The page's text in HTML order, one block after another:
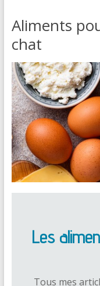
Aliments
chat
Les
Tous mes